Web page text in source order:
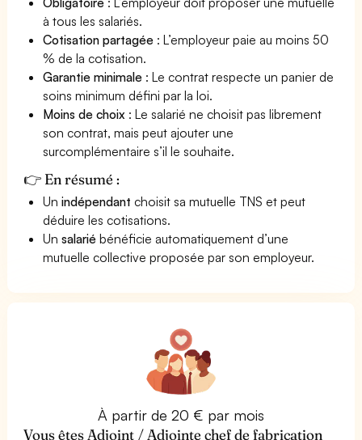
à tous les salariés.
Cotisation partagée : L’employeur paie au moins 50
% de la cotisation.
Garantie minimale : Le contrat respecte un panier de
soins minimum défini par la loi.
Moins de choix : Le salarié ne choisit pas librement
son contrat, mais peut ajouter une
surcomplémentaire s’il le souhaite.
👉 En résumé :
Unindépendant choisit sa mutuelle TNS et peut
déduire les cotisations.
Unsalarié bénéficie automatiquement d’une
mutuelle collective proposée par son employeur.
À partir de 20 € par mois
Vous êtes Adjoint / Adjointe chef de fabrication